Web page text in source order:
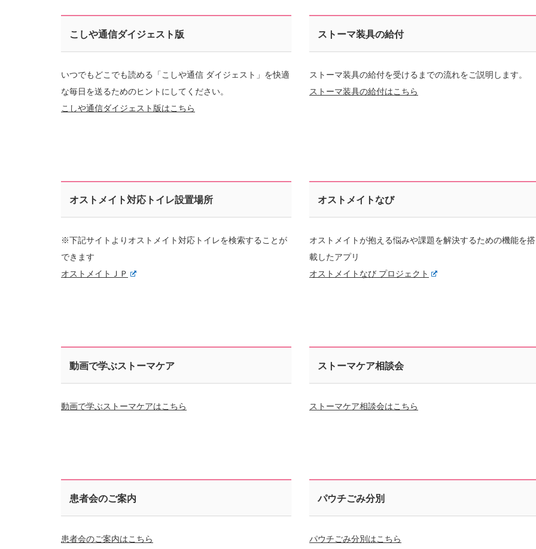
こしや通信ダイジェスト版
いつでもどこでも読める「こしや通信 ダイジェスト」を快適
な毎日を送るためのヒントにしてください。
こしや通信ダイジェスト版はこちら
ストーマ装具の給付
ストーマ装具の給付を受けるまでの流れをご説明します。
ストーマ装具の給付はこちら
オストメイト対応トイレ設置場所
※下記サイトよりオストメイト対応トイレを検索することが
できます
オストメイトＪＰ
オストメイトなび
オストメイトが抱える悩みや課題を解決するための機能を搭
載したアプリ
オストメイトなび プロジェクト
動画で学ぶストーマケア
動画で学ぶストーマケアはこちら
ストーマケア相談会
ストーマケア相談会はこちら
患者会のご案内
患者会のご案内はこちら
パウチごみ分別
パウチごみ分別はこちら